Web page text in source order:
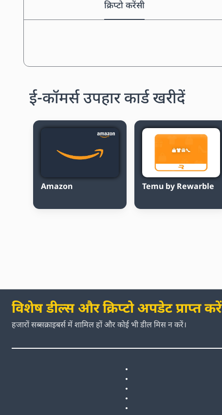
क्रिप्टो करेंसी
ई-कॉमर्स उपहार कार्ड खरीदें
Amazon Temu by Rewarble
विशेष डील्स और क्रिप्टो अपडेट प्राप्त करें
हजारों सब्सक्राइबर्स में शामिल हों और कोई भी डील मिस न करें।